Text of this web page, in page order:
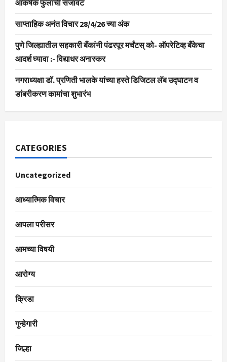
आकर्षक फुलांची सजावट
साप्ताहिक अनंत विचार 28/4/26 च्या अंक
पुणे जिल्ह्यातील सहकारी बँकांनी पंढरपूर मर्चंटस् को- ऑपरेटिव्ह बँकेचा
आदर्श घ्यावा :- विद्याधर अनास्कर
नगराध्यक्षा डॉ. प्रणिती भालके यांच्या हस्ते डिजिटल लॅब उद्घाटन व
डांबरीकरण कामांचा शुभारंभ
CATEGORIES
Uncategorized
आध्यात्मिक विचार
आपला परीसर
आमच्या विषयी
आरोग्य
क्रिडा
गुन्हेगारी
जिल्हा